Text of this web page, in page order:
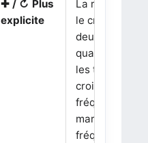
✚ / ↻ Plus
explicite
La rubrique
le croisement
deux variables
qualitatives
les tableaux
croisés,
fréquences
marginales et
fréquences